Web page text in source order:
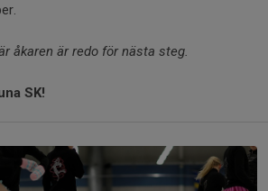
åkaren är redo för nästa steg.
SK!